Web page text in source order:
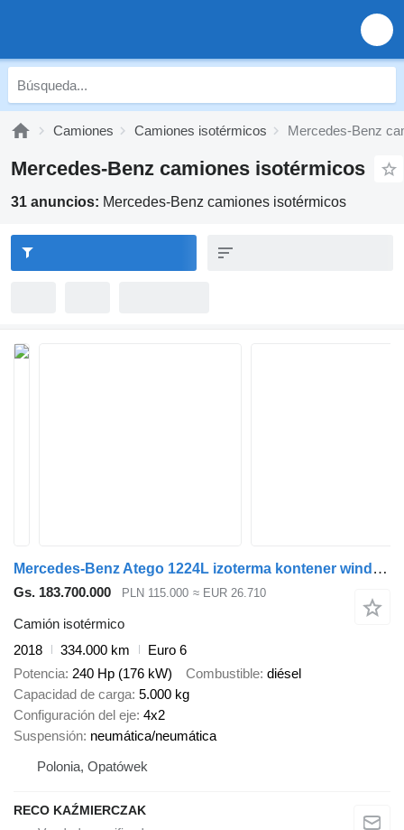
Camiones Camiones isotérmicos Mercedes-Benz
Mercedes-Benz camiones isotérmicos
31 anuncios: Mercedes-Benz camiones isotérmicos
Mercedes-Benz Atego 1224L izoterma kontener winda 16 europalet
Gs. 183.700.000 PLN 115.000 ≈ EUR 26.710
Camión isotérmico
2018
334.000 km
Euro 6
Potencia 240 Hp (176 kW) Combustible diésel
Capacidad de carga 5.000 kg
Configuración del eje 4x2
Suspensión neumática/neumática
Polonia, Opatówek
RECO KAŹMIERCZAK